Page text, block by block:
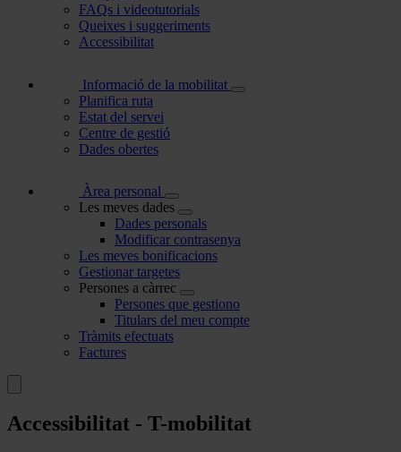
FAQs i videotutorials
Queixes i suggeriments
Accessibilitat
Informació de la mobilitat
Planifica ruta
Estat del servei
Centre de gestió
Dades obertes
Àrea personal
Les meves dades
Dades personals
Modificar contrasenya
Les meves bonificacions
Gestionar targetes
Persones a càrrec
Persones que gestiono
Titulars del meu compte
Tràmits efectuats
Factures
Accessibilitat - T-mobilitat